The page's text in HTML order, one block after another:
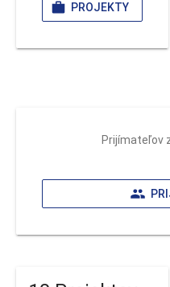
PROJEKTY
Prijímateľov